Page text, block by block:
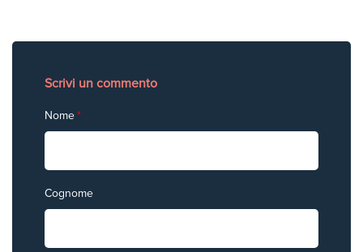
Scrivi un commento
Nome*
Cognome